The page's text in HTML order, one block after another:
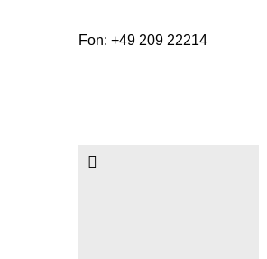
Fon: +49 209 22214